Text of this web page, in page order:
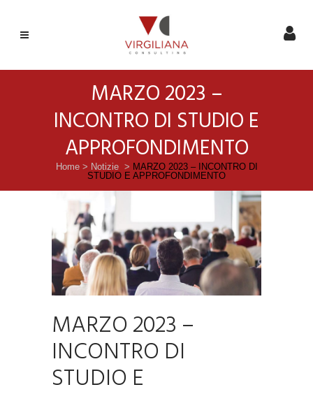
MARZO 2023 –
INCONTRO DI STUDIO E
APPROFONDIMENTO
Home> Notizie > MARZO 2023 – INCONTRO DI
STUDIO E APPROFONDIMENTO
MARZO 2023 –
INCONTRO DI
STUDIO E